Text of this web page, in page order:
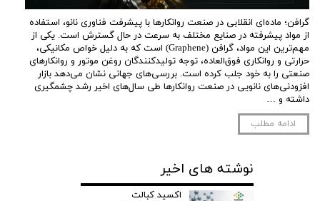
گرافن؛ ماده‌ای انقلابی در صنعت روانکارها با پیشرفت فناوری نانو، استفاده
از مواد پیشرفته در صنایع مختلف به سرعت در حال گسترش است. یکی از
مهم‌ترین این مواد، گرافن (Graphene) است که به دلیل خواص مکانیکی،
حرارتی و روانکاری فوق‌العاده، توجه تولیدکنندگان روغن موتور و روانکارهای
صنعتی را به خود جلب کرده است. بررسی‌های جهانی نشان می‌دهد بازار
افزودنی‌های نانویی در صنعت روانکارها طی سال‌های اخیر رشد چشمگیری
داشته و …
ادامه مطلب
نوشته های اخیر
اکسید کبالت